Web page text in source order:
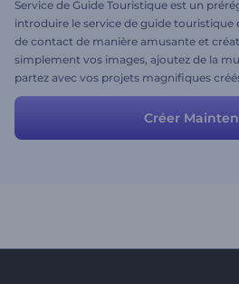
Service de Guide Touristique est un
introduire le service de guide
de contact de manière amusante et
simplement vos images, ajoutez de la
partez avec vos projets magnifiques
Créer